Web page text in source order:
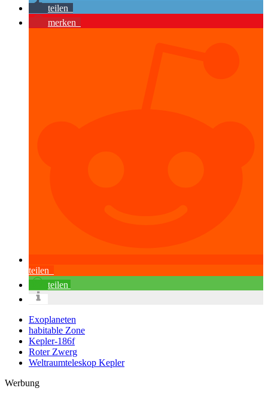
teilen
merken
teilen
teilen
Exoplaneten
habitable Zone
Kepler-186f
Roter Zwerg
Weltraumteleskop Kepler
Werbung